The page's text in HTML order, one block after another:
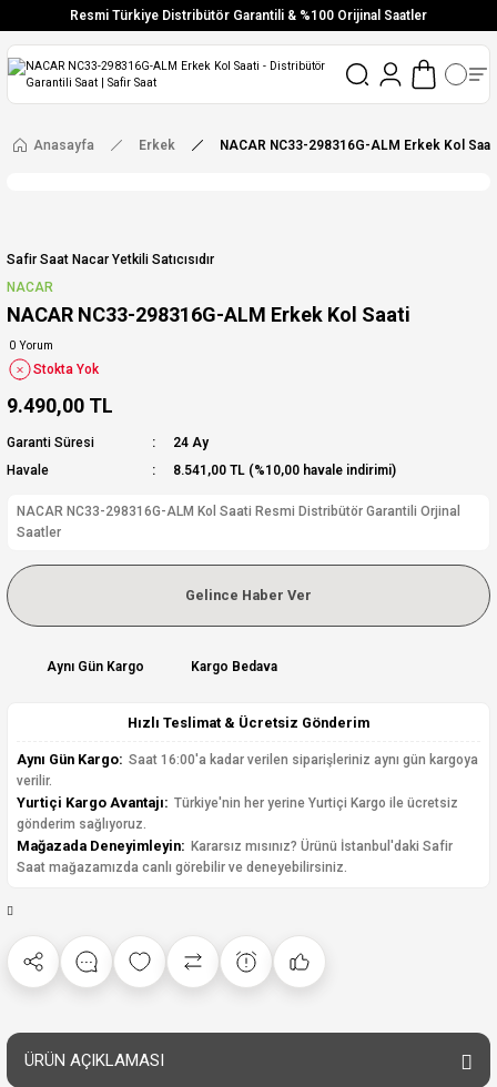
Resmi Türkiye Distribütör Garantili & %100 Orijinal Saatler
Vade Farksız 6 Taksit
Ücretsiz Kargo
Anasayfa Erkek NACAR NC33-298316G-ALM Erkek Kol Saati
Safir Saat Nacar Yetkili Satıcısıdır
NACAR
NACAR NC33-298316G-ALM Erkek Kol Saati
0 Yorum
Stokta Yok
9.490,00 TL
Garanti Süresi
24 Ay
Havale
8.541,00 TL (%10,00 havale indirimi)
NACAR NC33-298316G-ALM Kol Saati Resmi Distribütör Garantili Orjinal
Saatler
Gelince Haber Ver
Aynı Gün Kargo Kargo Bedava
Hızlı Teslimat & Ücretsiz Gönderim
Aynı Gün Kargo: Saat 16:00'a kadar verilen siparişleriniz aynı gün kargoya
verilir.
Yurtiçi Kargo Avantajı: Türkiye'nin her yerine Yurtiçi Kargo ile ücretsiz
gönderim sağlıyoruz.
Mağazada Deneyimleyin: Kararsız mısınız? Ürünü İstanbul'daki Safir
Saat mağazamızda canlı görebilir ve deneyebilirsiniz.
ÜRÜN AÇIKLAMASI